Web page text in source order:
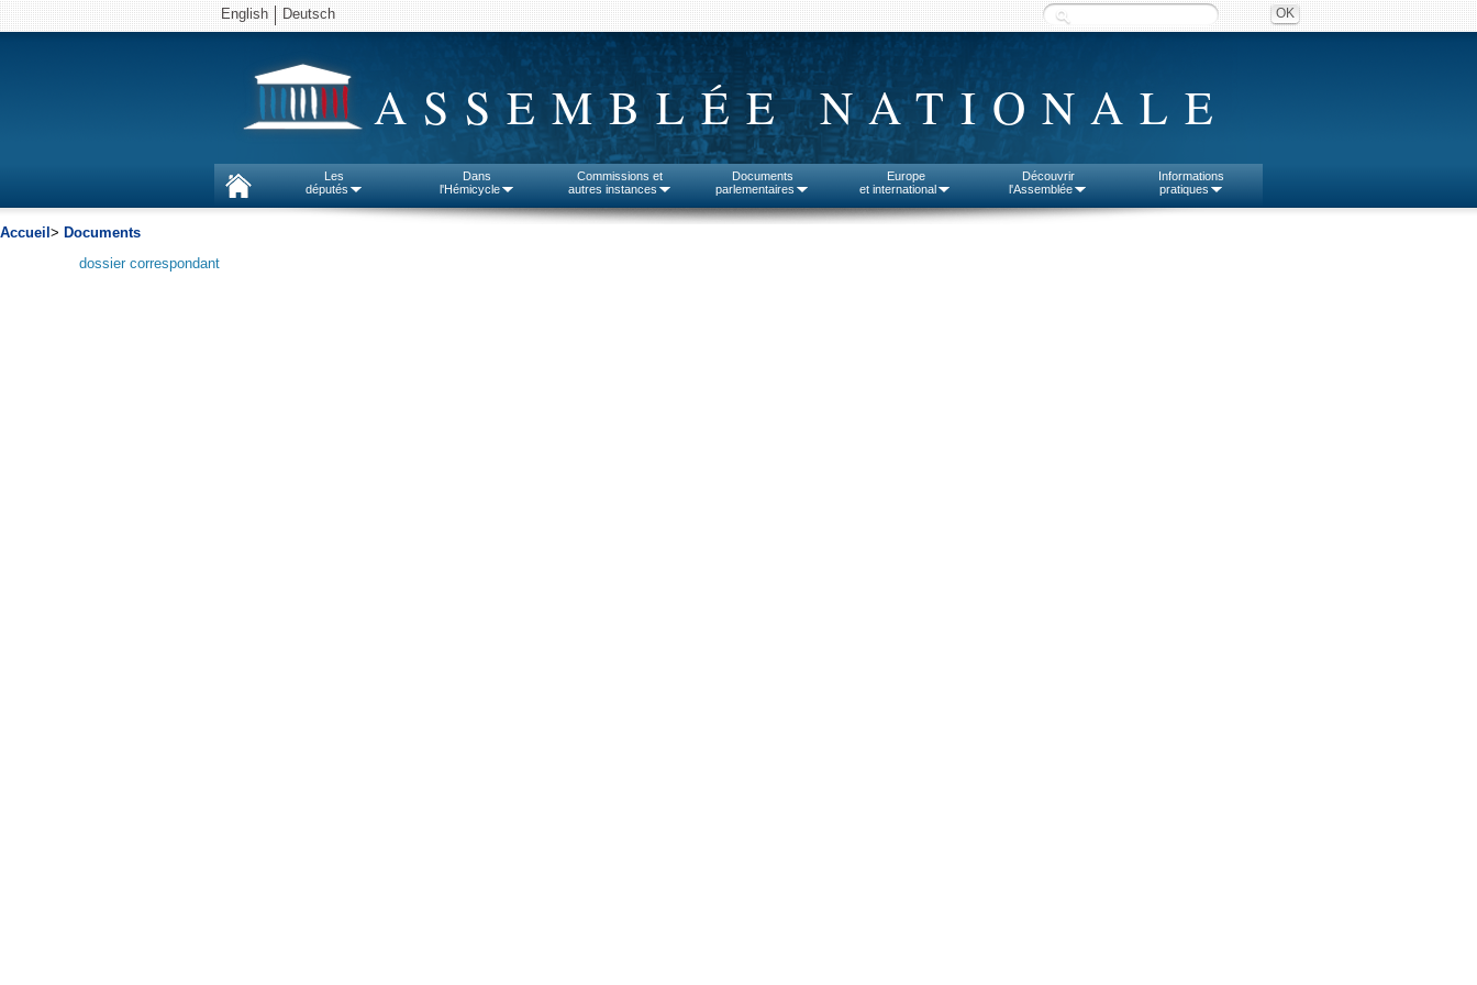
English Deutsch
ASSEMBLÉE NATIONALE
Les
députés
Dans
l'Hémicycle
Commissions et
autres instances
Documents
parlementaires
Europe
et international
Découvrir
l'Assemblée
Informations
pratiques
Accueil > Documents
dossier correspondant